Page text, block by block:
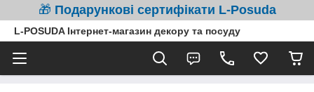
🎁 Подарункові сертифікати L-Posuda
L-POSUDA Інтернет-магазин декору та посуду